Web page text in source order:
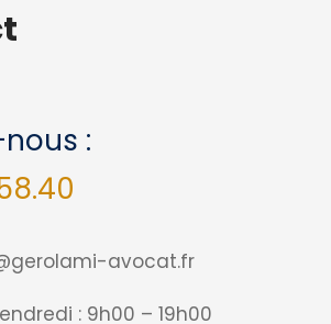
:
avocat.fr
: 9h00 – 19h00